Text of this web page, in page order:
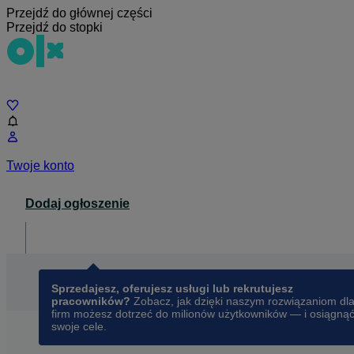
Przejdź do głównej części
Przejdź do stopki
Twoje konto
Dodaj ogłoszenie
Sprzedajesz, oferujesz usługi lub rekrutujesz
pracowników? Zobacz, jak dzięki naszym rozwiązaniom dla
firm możesz dotrzeć do milionów użytkowników — i osiągnąć
swoje cele.